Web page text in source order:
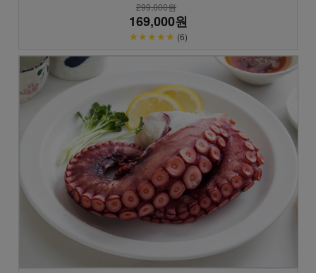
299,000원
169,000원
★★★★★ (6)